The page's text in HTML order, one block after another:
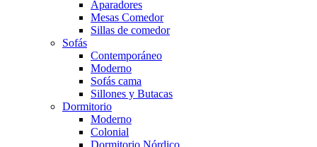
Aparadores
Mesas Comedor
Sillas de comedor
Sofás
Contemporáneo
Moderno
Sofás cama
Sillones y Butacas
Dormitorio
Moderno
Colonial
Dormitorio Nórdico